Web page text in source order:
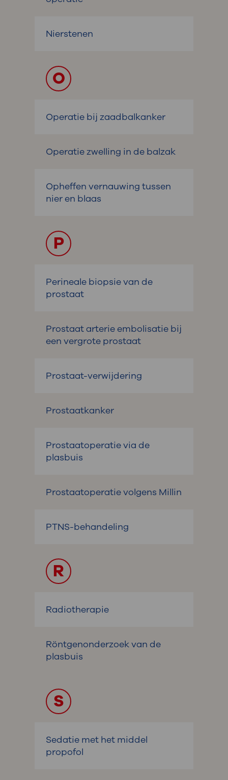
Nierstenen
O
Operatie bij zaadbalkanker
Operatie zwelling in de balzak
Opheffen vernauwing tussen
nier en blaas
P
Perineale biopsie van de
prostaat
Prostaat arterie embolisatie bij
een vergrote prostaat
Prostaat-verwijdering
Prostaatkanker
Prostaatoperatie via de
plasbuis
Prostaatoperatie volgens Millin
PTNS-behandeling
R
Radiotherapie
Röntgenonderzoek van de
plasbuis
S
Sedatie met het middel
propofol